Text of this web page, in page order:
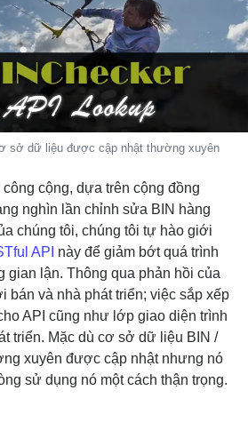
sở dữ liệu được cập nhật thường xuyên
cộng, dựa trên cộng đồng
nghìn lần chỉnh sửa BIN hàng
chúng tôi, chúng tôi tự hào giới
API này để giảm bớt quá trình
gian lận. Thông qua phản hồi của
bán và nhà phát triển; việc sắp xếp
API cũng như lớp giao diện trình
triển. Mặc dù cơ sở dữ liệu BIN /
xuyên được cập nhật nhưng nó
sử dụng nó một cách thận trọng.